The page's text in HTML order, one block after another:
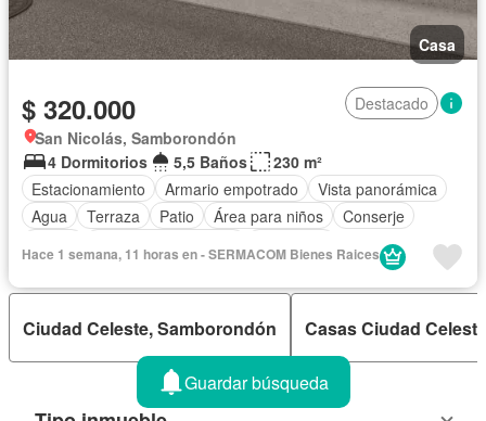
Casa
$ 320.000
Destacado
San Nicolás, Samborondón
4 Dormitorios
5,5 Baños
230 m²
Estacionamiento
Armario empotrado
Vista panorámica
Agua
Terraza Patio Área para niños
Conserje
Hace 1 semana, 11 horas en - SERMACOM Bienes Raices
Ciudad Celeste, Samborondón Casas Ciudad
Guardar búsqueda